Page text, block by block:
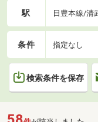
駅 日豊本線/清
条件 指定なし
検索条件を保存